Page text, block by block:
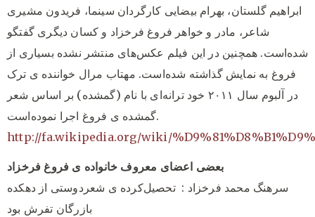
ابراهیم گلستان، بهرام بیضایی کارگردان سینما، فریدون مشیری
شاعر، مادر و خواهر فروغ فرخزاد و کسان دیگری گفتگو
شده‌است. همچنین در این فیلم عکس‌های منتشر نشده بسیاری از
فروغ به نمایش گذاشته شده‌است. مهتاب مرال خواننده ی ترک
در آلبوم سال ۲۰۱۱ خود ترانه‌ای با نام (گمشده) بر اساس شعر
گمشده ی فروغ اجرا نموده‌است.
http://fa.wikipedia.org/wiki/
بعضی اعضای معروف خانواده ی فروغ فرخزاد
سرهنگ محمد فرخزاد : تحصیل‌کرده ی شعردوستی از دهکده
بازرگان تفرش بود